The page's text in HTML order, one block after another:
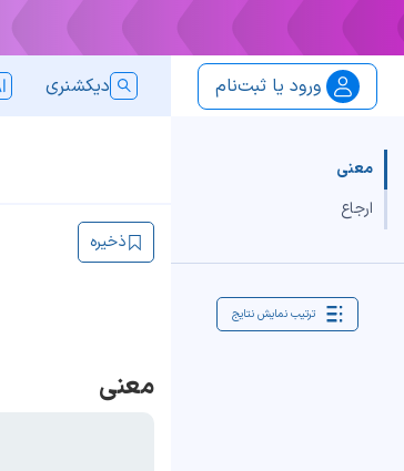
ورود یا ثبت‌نام دیکشنری
معنی
ارجاع
ترتیب نمایش نتایج
ذخیره
معنی